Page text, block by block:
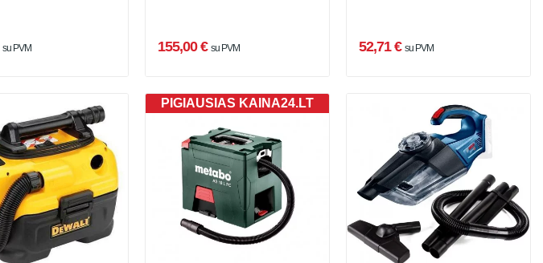
su PVM 155,00 € su PVM 52,71 € su PVM
PIGIAUSIAS KAINA24.LT